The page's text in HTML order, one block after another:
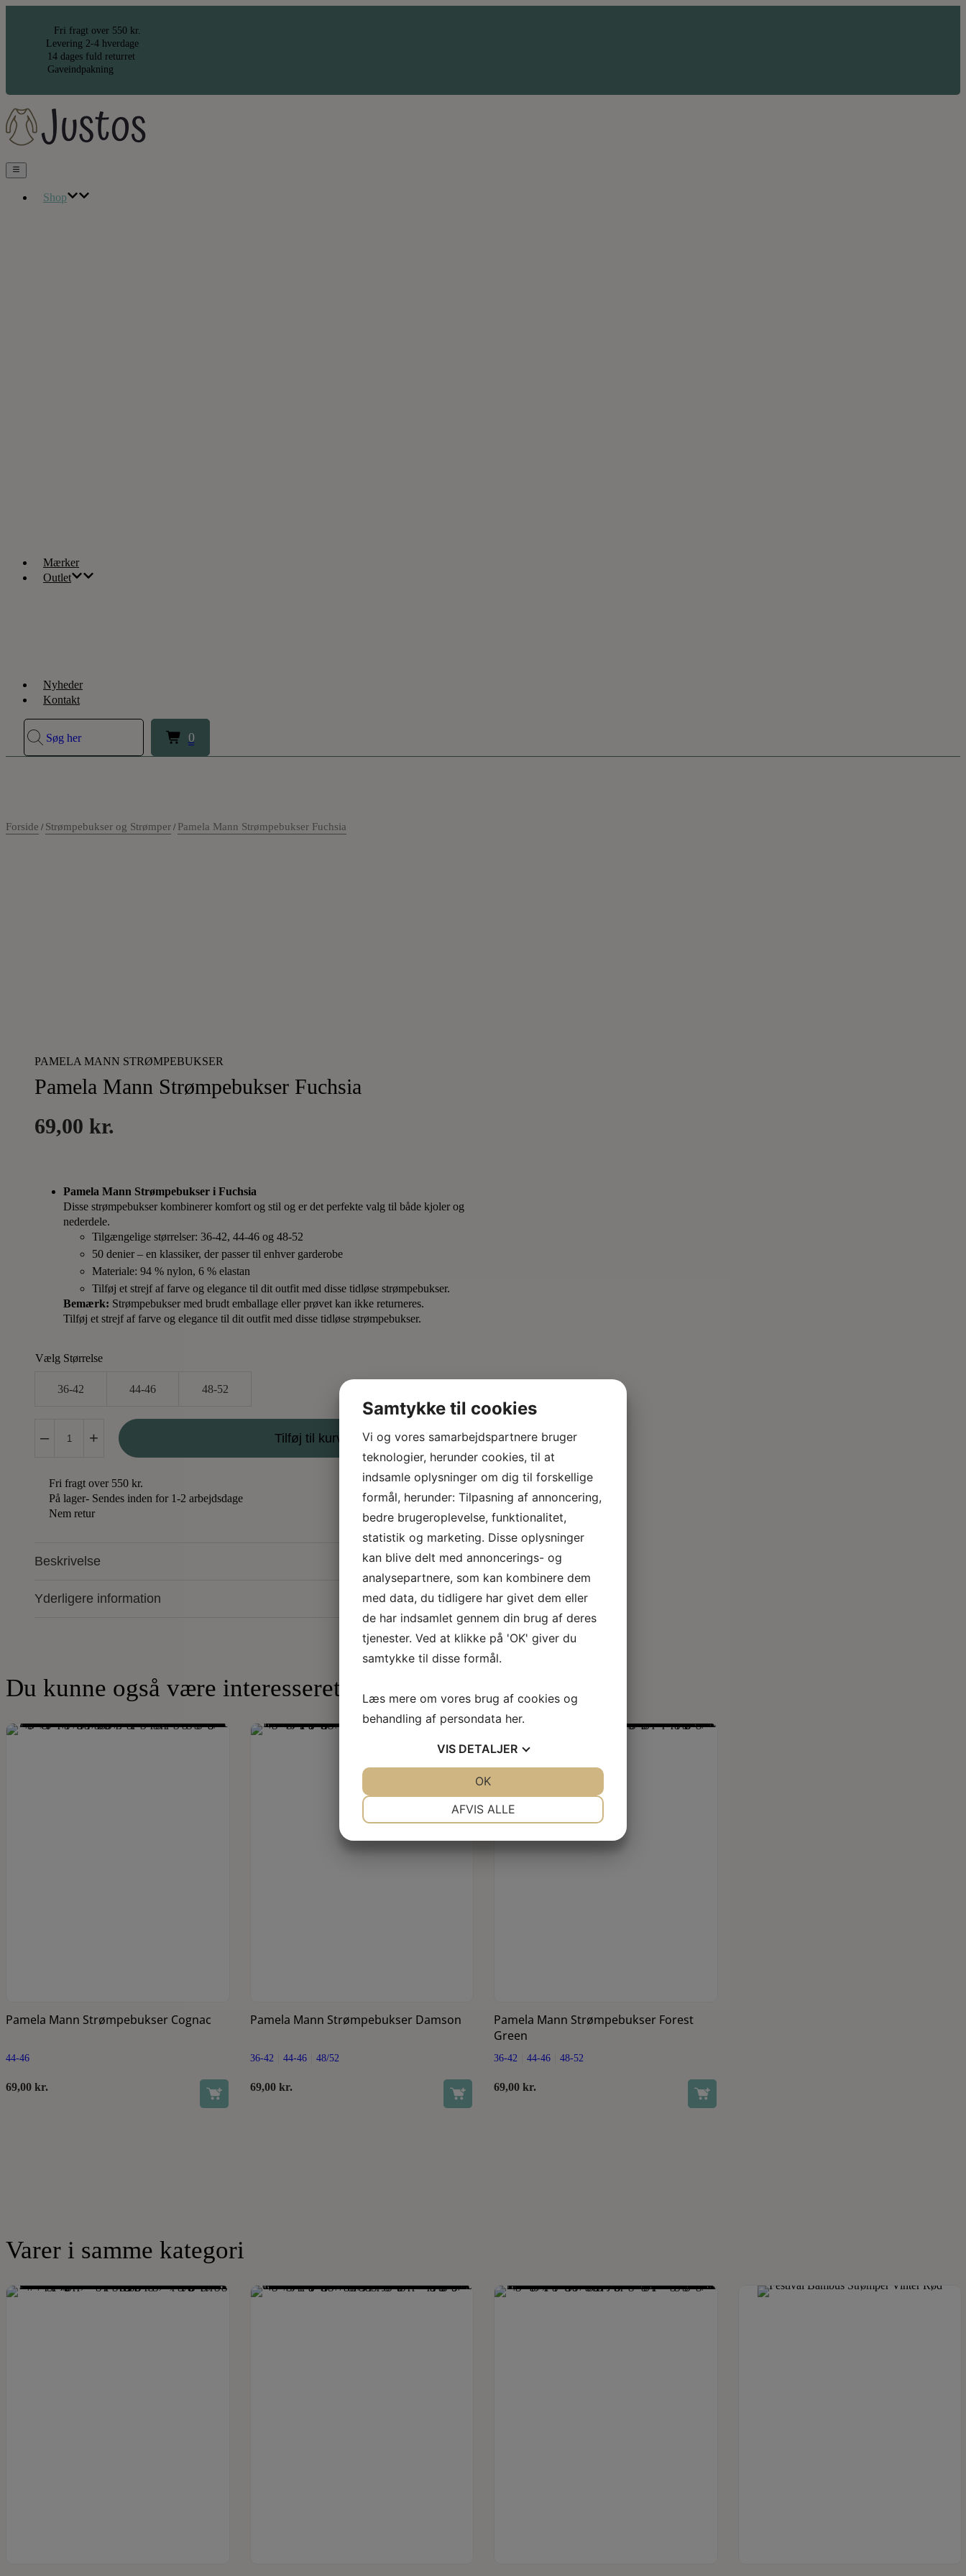
indholdet
Fri fragt over 550 kr.
Levering 2-4 hverdage
14 dages fuld returret
Gaveindpakning
Shop
Mærker
Outlet
Nyheder
Kontakt
Søg her 0
0
Forside / Strømpebukser og Strømper / Pamela Mann Strømpebukser Fuchsia
PAMELA MANN STRØMPEBUKSER
Pamela Mann Strømpebukser Fuchsia
69,00 kr.
Pamela Mann Strømpebukser i Fuchsia
Disse strømpebukser kombinerer komfort og stil og er det perfekte valg til både kjoler og
nederdele.
Tilgængelige størrelser: 36-42, 44-46 og 48-52
50 denier – en klassiker, der passer til enhver garderobe
Materiale: 94 % nylon, 6 % elastan
Tilføj et strejf af farve og elegance til dit outfit med disse tidløse strømpebukser.
Bemærk: Strømpebukser med brudt emballage eller prøvet kan ikke returneres.
Tilføj et strejf af farve og elegance til dit outfit med disse tidløse strømpebukser.
Vælg Størrelse
36-42 44-46 48-52
–
Mann
antal
+ Tilføj til kurv
Fri fragt over 550 kr.
På lager- Sendes inden for 1-2 arbejdsdage
Nem retur
Beskrivelse
Yderligere information
Du kunne også være interesseret i…
Pamela Mann Strømpebukser Cognac
44-46
69,00 kr.
Pamela Mann Strømpebukser Damson
36-42 44-46 48/52
69,00 kr.
Pamela Mann Strømpebukser Forest
Green
36-42 44-46 48-52
69,00 kr.
Varer i samme kategori
Samtykke til cookies
Vi og vores samarbejdspartnere bruger
teknologier, herunder cookies, til at
indsamle oplysninger om dig til forskellige
formål, herunder: Tilpasning af annoncering,
bedre brugeroplevelse, funktionalitet,
statistik og marketing. Disse oplysninger
kan blive delt med annoncerings- og
analysepartnere, som kan kombinere dem
med data, du tidligere har givet dem eller
de har indsamlet gennem din brug af deres
tjenester. Ved at klikke på 'OK' giver du
samtykke til disse formål.
Læs mere om vores brug af cookies og
behandling af persondata her.
VIS DETALJER
AFVIS ALLE
OK